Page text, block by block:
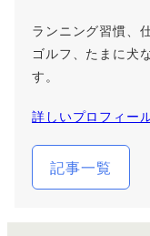
ランニング習慣、
ゴルフ、たまに犬
す。
詳しいプロフィー
記事一覧